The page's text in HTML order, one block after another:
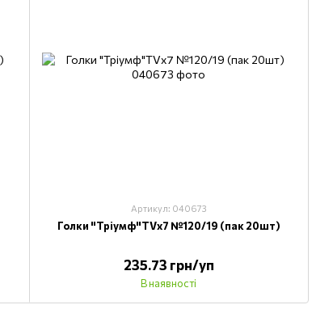
Артикул: 040673
Голки "Тріумф"TVх7 №120/19 (пак 20шт)
235.73 грн/уп
В наявності